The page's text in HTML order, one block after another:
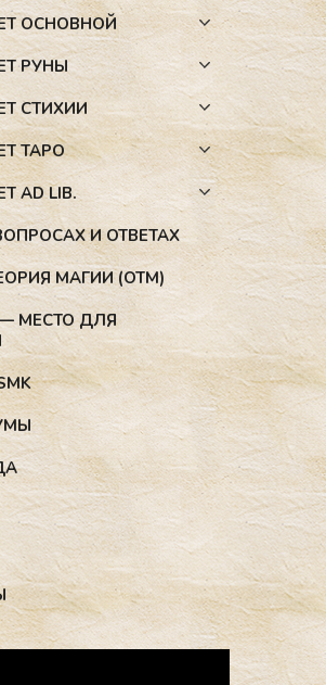
ОСНОВНОЙ
РУНЫ
СТИХИИ
ТАРО
AD LIB.
И ОТВЕТАХ
МАГИИ (ОТМ)
МЕСТО ДЛЯ